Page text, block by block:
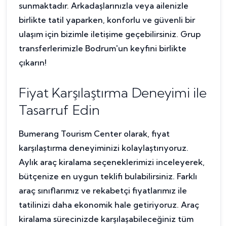
sunmaktadır. Arkadaşlarınızla veya ailenizle
birlikte tatil yaparken, konforlu ve güvenli bir
ulaşım için bizimle iletişime geçebilirsiniz. Grup
transferlerimizle Bodrum'un keyfini birlikte
çıkarın!
Fiyat Karşılaştırma Deneyimi ile
Tasarruf Edin
Bumerang Tourism Center olarak, fiyat
karşılaştırma deneyiminizi kolaylaştırıyoruz.
Aylık araç kiralama seçeneklerimizi inceleyerek,
bütçenize en uygun teklifi bulabilirsiniz. Farklı
araç sınıflarımız ve rekabetçi fiyatlarımız ile
tatilinizi daha ekonomik hale getiriyoruz. Araç
kiralama sürecinizde karşılaşabileceğiniz tüm